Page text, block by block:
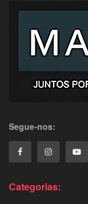
Segue-nos:
Categorias: